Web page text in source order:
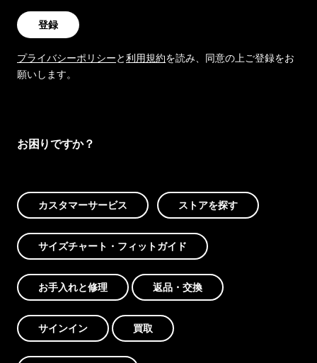
登録
プライバシーポリシーと利用規約を読み、同意の上ご登録をお
願いします。
お困りですか？
カスタマーサービス ストアを探す
サイズチャート・フィットガイド
お手入れと修理 返品・交換
サインイン 買取